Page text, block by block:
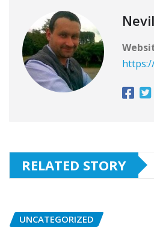
RELATED STORY
UNCATEGORIZED